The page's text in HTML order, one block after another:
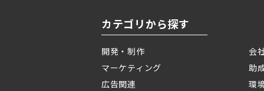
カテゴリから探す
開発・制作
マーケティング
広告関連
会
助
環